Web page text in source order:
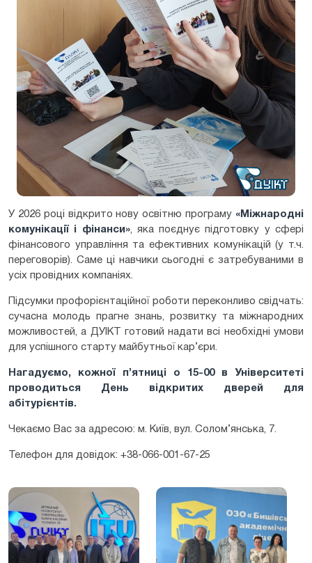
У 2026 році відкрито нову освітню програму «Міжнародні
комунікації і фінанси», яка поєднує підготовку у сфері
фінансового управління та ефективних комунікацій (у т.ч.
переговорів). Саме ці навчики сьогодні є затребуваними в
усіх провідних компаніях.
Підсумки профорієнтаційної роботи переконливо свідчать:
сучасна молодь прагне знань, розвитку та міжнародних
можливостей, а ДУІКТ готовий надати всі необхідні умови
для успішного старту майбутньої кар’єри.
Нагадуємо, кожної п’ятниці о 15-00 в Університеті
проводиться День відкритих дверей для
абітурієнтів.
Чекаємо Вас за адресою: м. Київ, вул. Солом’янська, 7.
Телефон для довідок: +38-066-001-67-25